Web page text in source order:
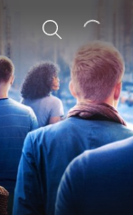
Sök